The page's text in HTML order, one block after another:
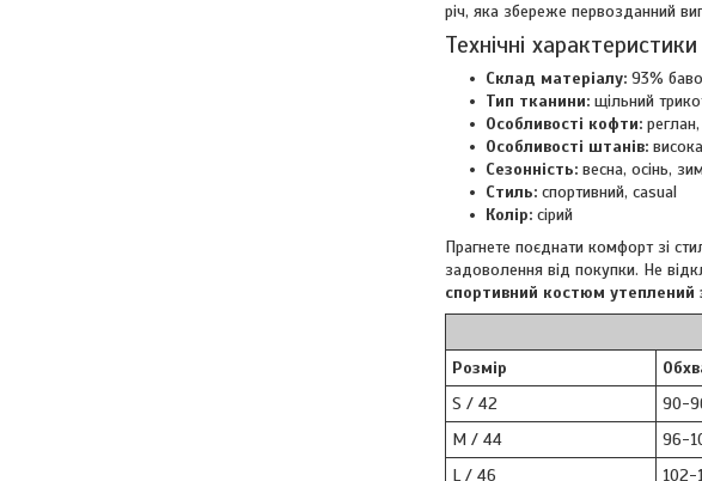
річ, яка збереже первозданний
Технічні характеристики
Склад матеріалу: 93%
Тип тканини: щільний
Особливості кофти:
Особливості штанів:
Сезонність: весна, осінь,
Стиль: спортивний, casual
Колір: сірий
Прагнете поєднати комфорт зі
задоволення від покупки. Не
спортивний костюм утеплений
Розмір
S / 42
90-
M / 44
96-
L / 46
102-